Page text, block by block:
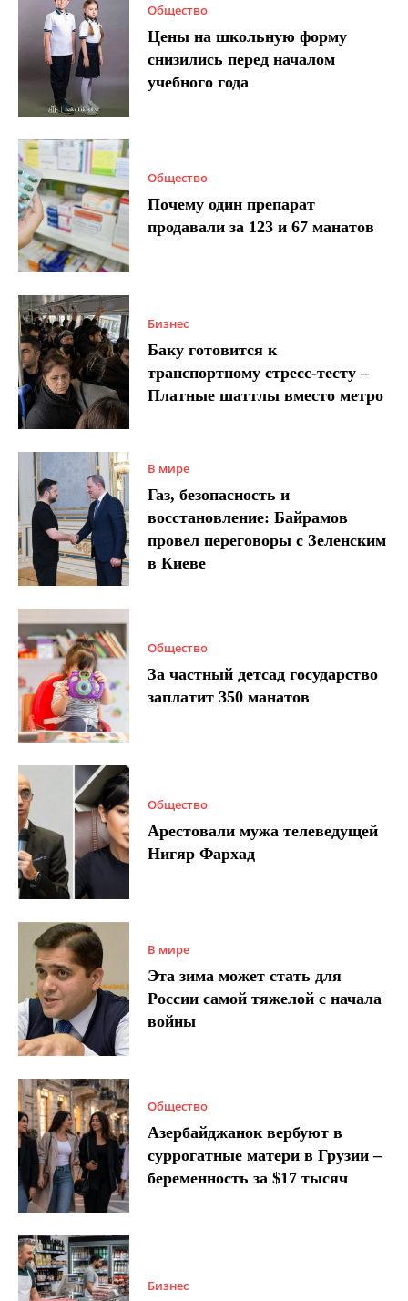
Общество
Цены на школьную форму
снизились перед началом
учебного года
Общество
Почему один препарат
продавали за 123 и 67 манатов
Бизнес
Баку готовится к
транспортному стресс-тесту –
Платные шаттлы вместо метро
В мире
Газ, безопасность и
восстановление: Байрамов
провел переговоры с Зеленским
в Киеве
Общество
За частный детсад государство
заплатит 350 манатов
Общество
Арестовали мужа телеведущей
Нигяр Фархад
В мире
Эта зима может стать для
России самой тяжелой с начала
войны
Общество
Азербайджанок вербуют в
суррогатные матери в Грузии –
беременность за $17 тысяч
Бизнес